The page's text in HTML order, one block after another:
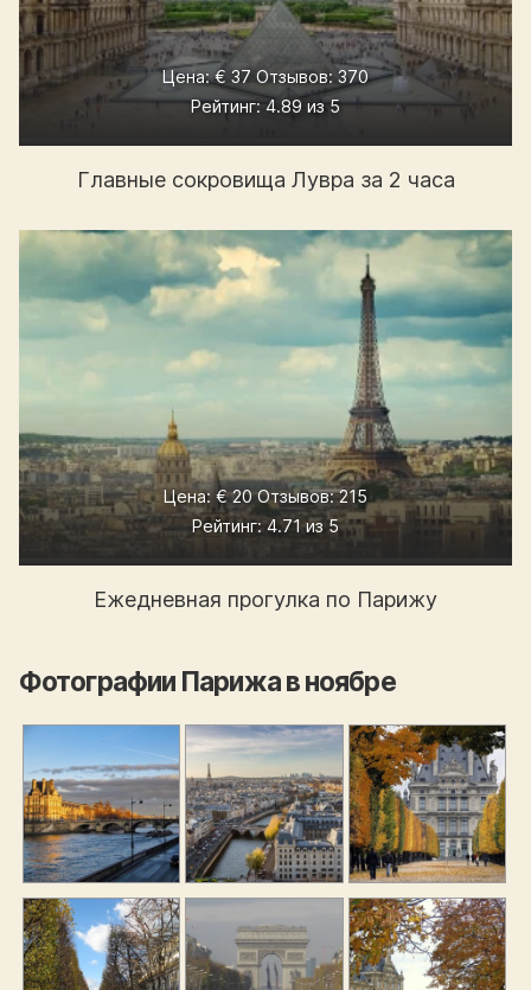
Цена: € 37 Отзывов: 370
Рейтинг: 4.89 из 5
Главные сокровища Лувра за 2 часа
Цена: € 20 Отзывов: 215
Рейтинг: 4.71 из 5
Ежедневная прогулка по Парижу
Фотографии Парижа в ноябре